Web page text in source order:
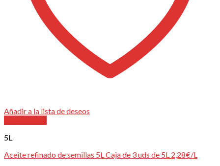
Añadir a la lista de deseos
5L
Aceite refinado de semillas 5L Caja de 3 uds de 5L 2,28€/L